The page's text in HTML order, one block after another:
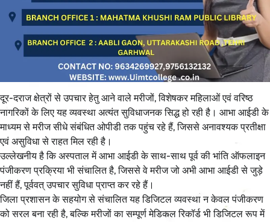
दूर-दराज क्षेत्रों से उपचार हेतु आने वाले मरीजों, विशेषकर महिलाओं एवं वरिष्ठ
नागरिकों के लिए यह व्यवस्था अत्यंत सुविधाजनक सिद्ध हो रही है। आभा आईडी के
माध्यम से मरीज सीधे संबंधित ओपीडी तक पहुंच रहे हैं, जिससे अनावश्यक प्रतीक्षा
एवं असुविधा से राहत मिल रही है।
उल्लेखनीय है कि अस्पताल में आभा आईडी के साथ-साथ पूर्व की भांति ऑफलाइन
पंजीकरण प्रक्रिया भी संचालित है, जिससे वे मरीज जो अभी आभा आईडी से जुड़े
नहीं हैं, पूर्ववत् उपचार सुविधा प्राप्त कर रहे हैं।
जिला प्रशासन के सहयोग से संचालित यह डिजिटल व्यवस्था न केवल पंजीकरण
को सरल बना रही है, बल्कि मरीजों का सम्पूर्ण मेडिकल रिकॉर्ड भी डिजिटल रूप में